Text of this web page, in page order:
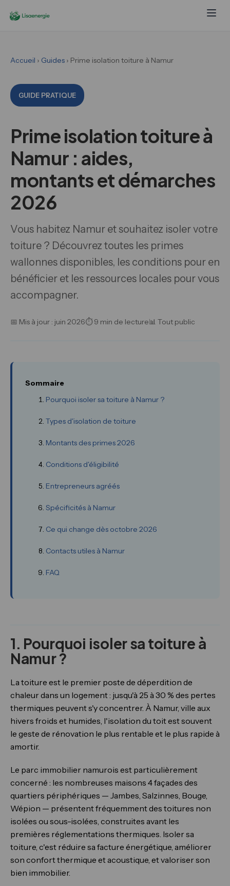
Accueil › Guides › Prime isolation toiture à Namur
GUIDE PRATIQUE
Prime isolation toiture à
Namur : aides,
montants et démarches
2026
Vous habitez Namur et souhaitez isoler votre
toiture ? Découvrez toutes les primes
wallonnes disponibles, les conditions pour en
bénéficier et les ressources locales pour vous
accompagner.
📅 Mis à jour : juin 2026⏱ 9 min de lecture📊 Tout public
Sommaire
Pourquoi isoler sa toiture à Namur ?
Types d'isolation de toiture
Montants des primes 2026
Conditions d'éligibilité
Entrepreneurs agréés
Spécificités à Namur
Ce qui change dès octobre 2026
Contacts utiles à Namur
FAQ
1. Pourquoi isoler sa toiture à
Namur ?
La toiture est le premier poste de déperdition de
chaleur dans un logement : jusqu'à 25 à 30 % des pertes
thermiques peuvent s'y concentrer. À Namur, ville aux
hivers froids et humides, l'isolation du toit est souvent
le geste de rénovation le plus rentable et le plus rapide à
amortir.
Le parc immobilier namurois est particulièrement
concerné : les nombreuses maisons 4 façades des
quartiers périphériques — Jambes, Salzinnes, Bouge,
Wépion — présentent fréquemment des toitures non
isolées ou sous-isolées, construites avant les
premières réglementations thermiques. Isoler sa
toiture, c'est réduire sa facture énergétique, améliorer
son confort thermique et acoustique, et valoriser son
bien immobilier.